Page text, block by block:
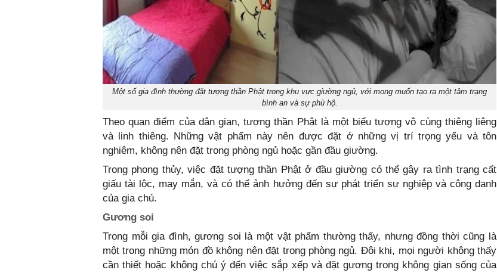
Một số gia đình thường đặt tượng thần Phật trong khu vực giường ngủ, với mong muốn tạo ra một tâm trạng
bình an và sự phù hộ.
Theo quan điểm của dân gian, tượng thần Phật là một biểu tượng vô cùng thiêng liêng
và linh thiêng. Những vật phẩm này nên được đặt ở những vị trí trọng yếu và tôn
nghiêm, không nên đặt trong phòng ngủ hoặc gần đầu giường.
Trong phong thủy, việc đặt tượng thần Phật ở đầu giường có thể gây ra tình trạng cất
giấu tài lộc, may mắn, và có thể ảnh hưởng đến sự phát triển sự nghiệp và công danh
của gia chủ.
Gương soi
Trong mỗi gia đình, gương soi là một vật phẩm thường thấy, nhưng đồng thời cũng là
một trong những món đồ không nên đặt trong phòng ngủ. Đôi khi, mọi người không thấy
cần thiết hoặc không chú ý đến việc sắp xếp và đặt gương trong không gian sống của